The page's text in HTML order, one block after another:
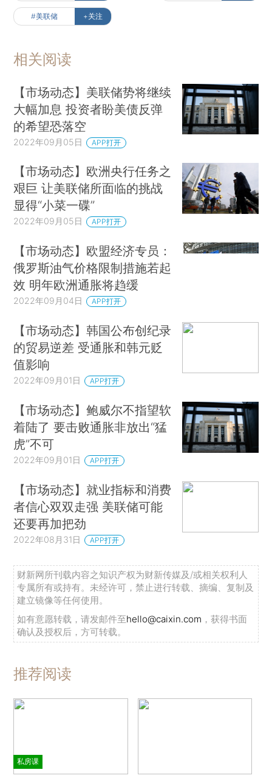
#美联储 +关注
相关阅读
【市场动态】美联储势将继续
大幅加息 投资者盼美债反弹
的希望恐落空
2022年09月05日 APP打开
【市场动态】欧洲央行任务之
艰巨 让美联储所面临的挑战
显得“小菜一碟”
2022年09月05日 APP打开
【市场动态】欧盟经济专员：
俄罗斯油气价格限制措施若起
效 明年欧洲通胀将趋缓
2022年09月04日 APP打开
【市场动态】韩国公布创纪录
的贸易逆差 受通胀和韩元贬
值影响
2022年09月01日 APP打开
【市场动态】鲍威尔不指望软
着陆了 要击败通胀非放出“猛
虎”不可
2022年09月01日 APP打开
【市场动态】就业指标和消费
者信心双双走强 美联储可能
还要再加把劲
2022年08月31日 APP打开
财新网所刊载内容之知识产权为财新传媒及/或相关权利人
专属所有或持有。未经许可，禁止进行转载、摘编、复制及
建立镜像等任何使用。
如有意愿转载，请发邮件至hello@caixin.com ，获得书面
确认及授权后，方可转载。
推荐阅读
私房课